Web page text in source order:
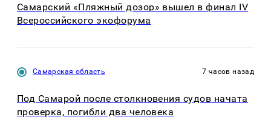
Самарский «Пляжный дозор» вышел в финал IV
Всероссийского экофорума
Самарская область 7 часов назад
Под Самарой после столкновения судов начата
проверка, погибли два человека